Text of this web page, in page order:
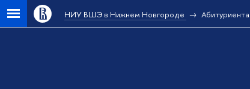
НИУ ВШЭ в Нижнем Новгороде